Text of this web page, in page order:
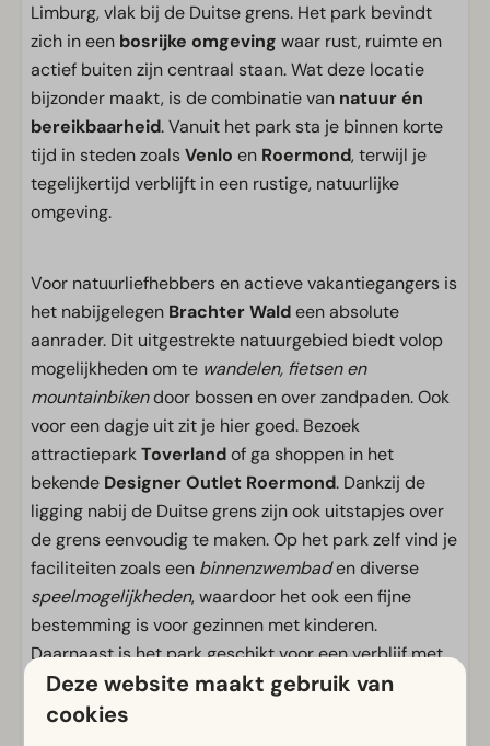
Limburg, vlak bij de Duitse grens. Het park bevindt
zich in een bosrijke omgeving waar rust, ruimte en
actief buiten zijn centraal staan. Wat deze locatie
bijzonder maakt, is de combinatie van natuur én
bereikbaarheid. Vanuit het park sta je binnen korte
tijd in steden zoalsVenlo en Roermond, terwijl je
tegelijkertijd verblijft in een rustige, natuurlijke
omgeving.
Voor natuurliefhebbers en actieve vakantiegangers is
het nabijgelegen Brachter Waldeen absolute
aanrader. Dit uitgestrekte natuurgebied biedt volop
mogelijkheden om te wandelen, fietsen en
mountainbikendoor bossen en over zandpaden. Ook
voor een dagje uit zit je hier goed. Bezoek
attractieparkToverlandof ga shoppen in het
bekende Designer Outlet Roermond. Dankzij de
ligging nabij de Duitse grens zijn ook uitstapjes over
de grens eenvoudig te maken. Op het park zelf vind je
faciliteiten zoals een binnenzwembaden diverse
speelmogelijkheden, waardoor het ook een fijne
bestemming is voor gezinnen met kinderen.
Daarnaast is het park geschikt voor een verblijf met
de hond, met volop mogelijkheden om samen de
bosrijke omgeving te verkennen.
Deze website maakt gebruik van
cookies